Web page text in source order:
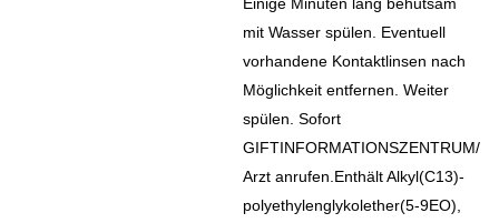
mit Wasser spülen. Eventuell
vorhandene Kontaktlinsen nach
Möglichkeit entfernen. Weiter
spülen. Sofort
GIFTINFORMATIONSZENTRUM/
Arzt anrufen.Enthält Alkyl(C13)-
polyethylenglykolether(5-9EO),